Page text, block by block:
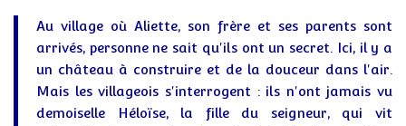
Au village où Aliette, son frère et ses parents sont
arrivés, personne ne sait qu'ils ont un secret. Ici, il y a
un château à construire et de la douceur dans l'air.
Mais les villageois s'interrogent : ils n'ont jamais vu
demoiselle Héloïse, la fille du seigneur, qui vit